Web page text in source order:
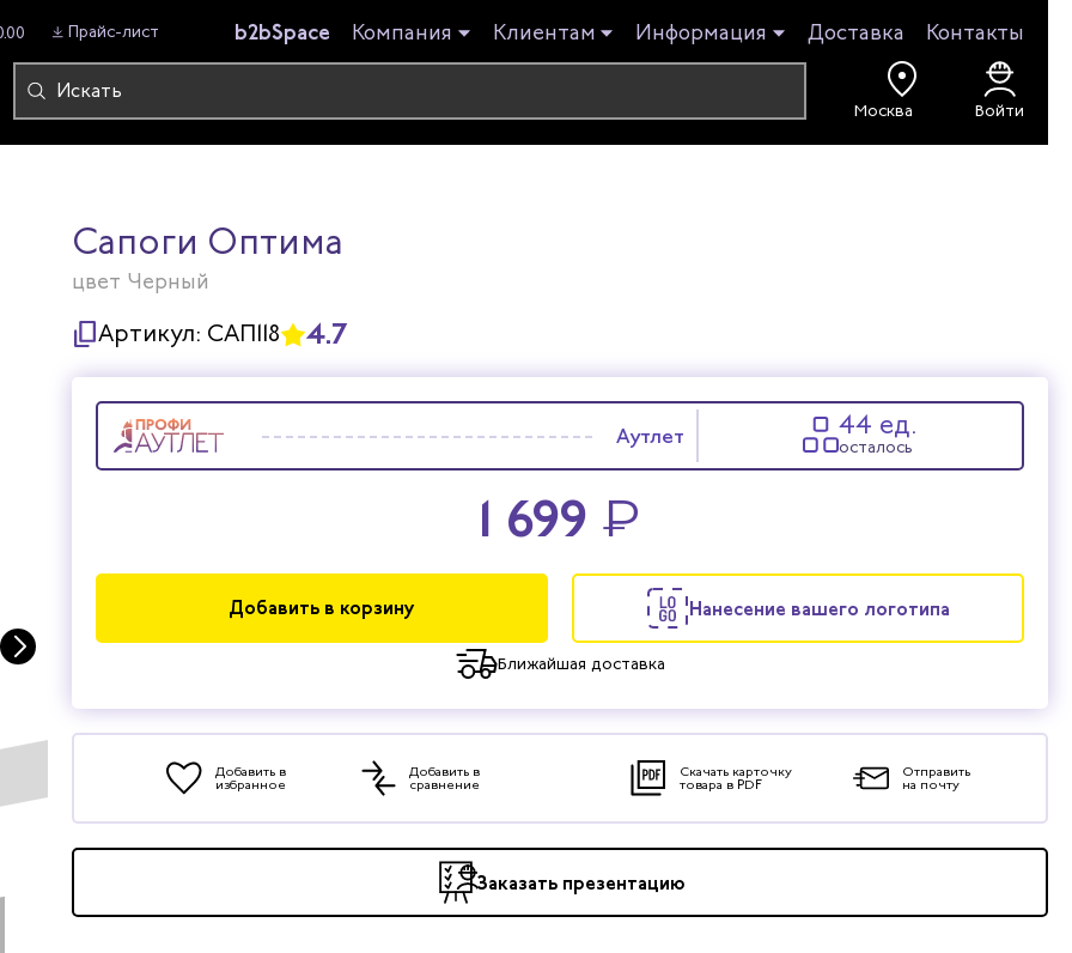
Прайс-лист b2bSpace Компания Клиентам Информация Доставка Контакты
Войти
Сапоги Оптима
цвет Черный
Артикул: САП118 4.7
Аутлет 44 ед.
осталось
1 699 ₽
Добавить в корзину
Ближайшая доставка
Нанесение вашего логотипа
Добавить в
избранное
Добавить в
сравнение
Скачать карточку
товара в PDF
Отправить
на почту
Заказать презентацию